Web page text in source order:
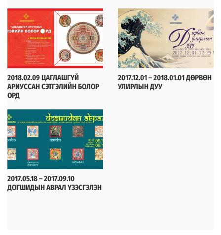
2018.02.09 ЦАГЛАШГҮЙ
АРИУССАН СЭТГЭЛИЙН БОЛОР
ОРД
2017.12.01 – 2018.01.01 ДӨРВӨН
УЛИРЛЫН ДУУ
2017.05.18 – 2017.09.10
ДОГШИДЫН АВРАЛ ҮЗЭСГЭЛЭН